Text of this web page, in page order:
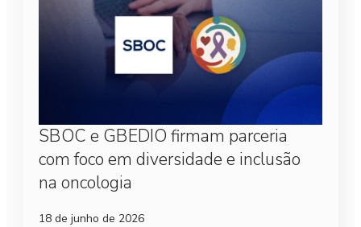
SBOC e GBEDIO firmam parceria
com foco em diversidade e inclusão
na oncologia
18 de junho de 2026